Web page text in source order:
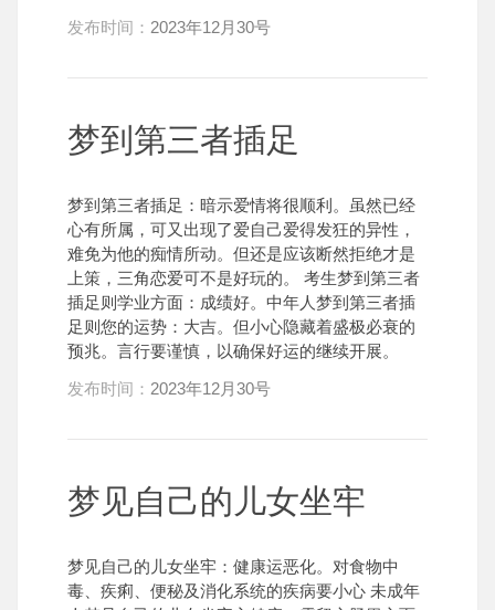
发布时间： 2023年12月30号
梦到第三者插足
梦到第三者插足：暗示爱情将很顺利。虽然已经
心有所属，可又出现了爱自己爱得发狂的异性，
难免为他的痴情所动。但还是应该断然拒绝才是
上策，三角恋爱可不是好玩的。 考生梦到第三者
插足则学业方面：成绩好。中年人梦到第三者插
足则您的运势：大吉。但小心隐藏着盛极必衰的
预兆。言行要谨慎，以确保好运的继续开展。
发布时间： 2023年12月30号
梦见自己的儿女坐牢
梦见自己的儿女坐牢：健康运恶化。对食物中
毒、疾痢、便秘及消化系统的疾病要小心 未成年